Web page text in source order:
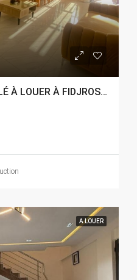
APPARTEMENTS MEUBLÉ À LOUER À FIDJROSSÈ TOGBIN PLAGE
A LOUER